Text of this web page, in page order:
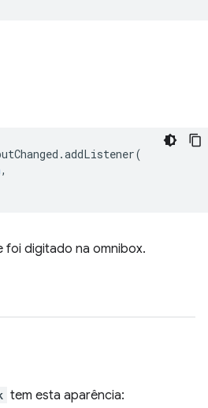
.addListener(
,
foi digitado na omnibox.
tem esta aparência: